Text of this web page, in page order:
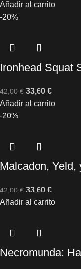
Añadir al carrito
-20%
Ironhead Squat
42,00€ 33,60 €
Añadir al carrito
-20%
Malcadon, Yeld,
42,00€ 33,60 €
Añadir al carrito
Necromunda: